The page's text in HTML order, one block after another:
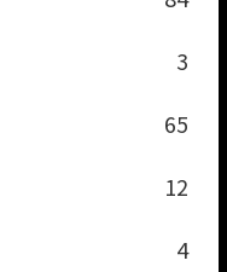
3
65
12
4